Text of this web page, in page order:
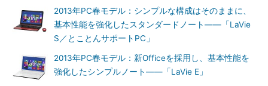
2013年PC春モデル：シンプルな構成はそのままに、
基本性能を強化したスタンダードノート――「LaVie
S／とことんサポートPC」
2013年PC春モデル：新Officeを採用し、基本性能を
強化したシンプルノート――「LaVie E」